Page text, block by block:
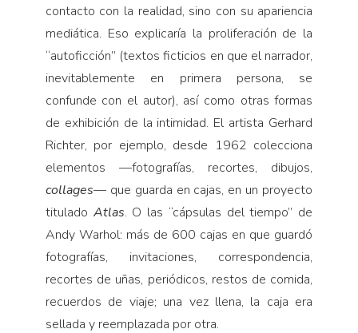
contacto con la realidad, sino con su apariencia
mediática. Eso explicaría la proliferación de la
“autoficción” (textos ficticios en que el narrador,
inevitablemente en primera persona, se
confunde con el autor), así como otras formas
de exhibición de la intimidad. El artista Gerhard
Richter, por ejemplo, desde 1962 colecciona
elementos —fotografías, recortes, dibujos,
collages— que guarda en cajas, en un proyecto
titulado Atlas. O las “cápsulas del tiempo” de
Andy Warhol: más de 600 cajas en que guardó
fotografías, invitaciones, correspondencia,
recortes de uñas, periódicos, restos de comida,
recuerdos de viaje; una vez llena, la caja era
sellada y reemplazada por otra.